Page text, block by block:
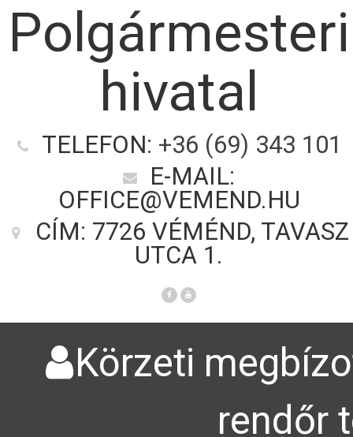
Polgármesteri
hivatal
TELEFON: +36 (69) 343 101
E-MAIL:
OFFICE@VEMEND.HU
CÍM: 7726 VÉMÉND, TAVASZ
UTCA 1.
Körzeti
rendőr